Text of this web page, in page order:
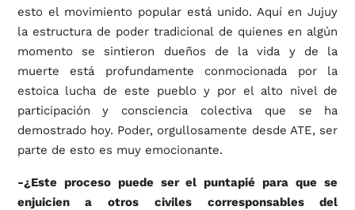
esto el movimiento popular está unido. Aquí en Jujuy
la estructura de poder tradicional de quienes en algún
momento se sintieron dueños de la vida y de la
muerte está profundamente conmocionada por la
estoica lucha de este pueblo y por el alto nivel de
participación y consciencia colectiva que se ha
demostrado hoy. Poder, orgullosamente desde ATE, ser
parte de esto es muy emocionante.
-¿Este proceso puede ser el puntapié para que se
enjuicien a otros civiles corresponsables del